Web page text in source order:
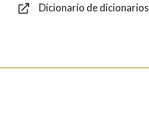
Dicionario de dicionarios